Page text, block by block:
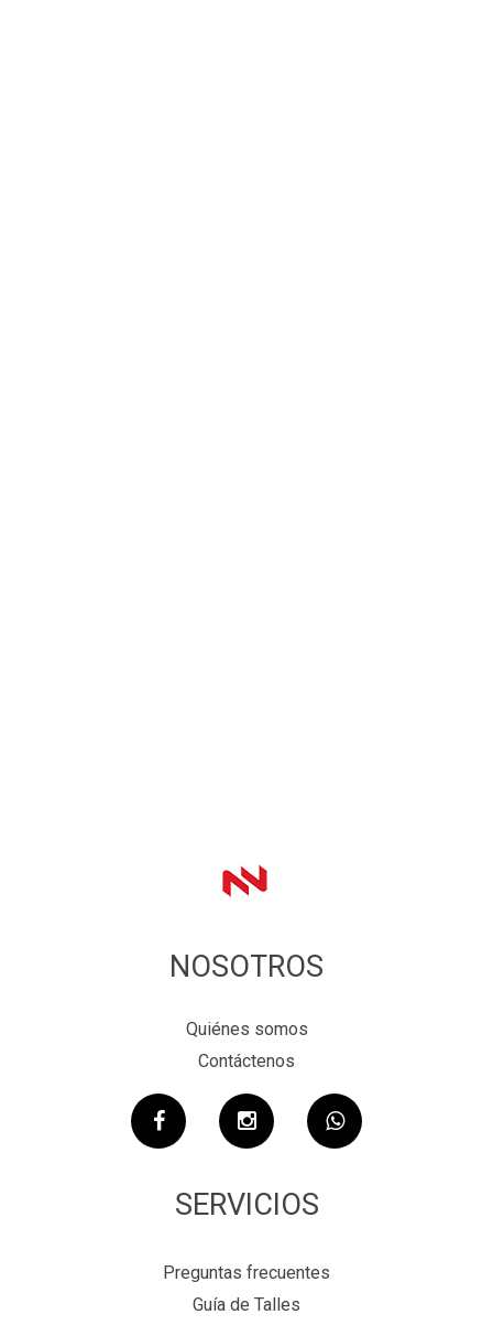
NOSOTROS
Quiénes somos
Contáctenos
SERVICIOS
Preguntas frecuentes
Guía de Talles